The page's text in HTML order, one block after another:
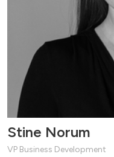
Stine Norum
VP Business Development